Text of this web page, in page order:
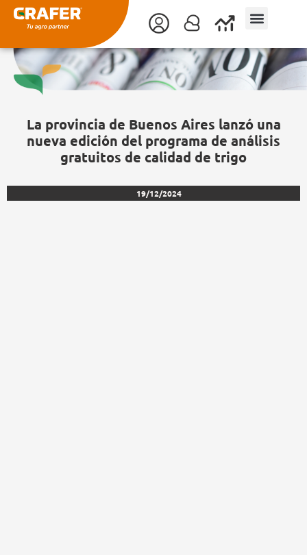
contenido
La provincia de Buenos Aires lanzó una
nueva edición del programa de análisis
gratuitos de calidad de trigo
19/12/2024